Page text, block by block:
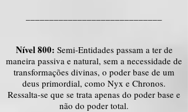
Nível 800: Semi-Entidades passam a ter de
maneira passiva e natural, sem a necessidade de
transformações divinas, o poder base de um
deus primordial, como Nyx e Chronos.
Ressalta-se que se trata apenas do poder base e
não do poder total.